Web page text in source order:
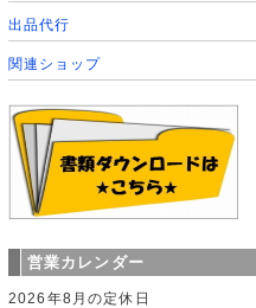
出品代行
関連ショップ
営業カレンダー
2026年8月の定休日